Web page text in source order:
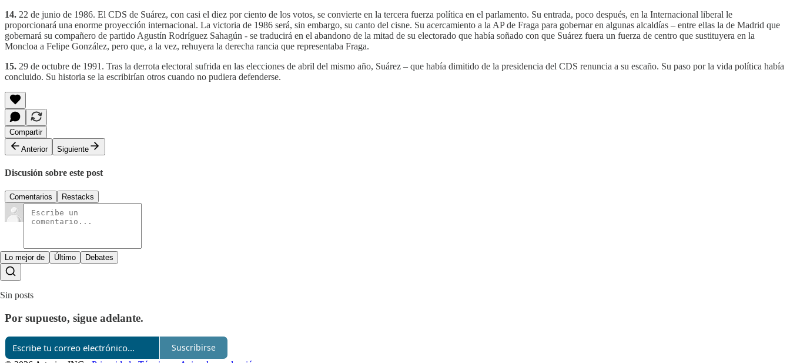
14. 22 de junio de 1986. El CDS de Suárez, con casi el diez por ciento de los votos, se convierte en la tercera fuerza política en el parlamento. Su entrada, poco después, en la Internacional liberal le
proporcionará una enorme proyección internacional. La victoria de 1986 será, sin embargo, su canto del cisne. Su acercamiento a la AP de Fraga para gobernar en algunas alcaldías – entre ellas la de Madrid que
gobernará su compañero de partido Agustín Rodríguez Sahagún - se traducirá en el abandono de la mitad de su electorado que había soñado con que Suárez fuera un fuerza de centro que sustituyera en la
Moncloa a Felipe González, pero que, a la vez, rehuyera la derecha rancia que representaba Fraga.
15. 29 de octubre de 1991. Tras la derrota electoral sufrida en las elecciones de abril del mismo año, Suárez – que había dimitido de la presidencia del CDS renuncia a su escaño. Su paso por la vida política había
concluido. Su historia se la escribirían otros cuando no pudiera defenderse.
Compartir
Anterior
Siguiente
Discusión sobre este post
Comentarios Restacks
Lo mejor de Último Debates
Sin posts
Por supuesto, sigue adelante.
Suscribirse